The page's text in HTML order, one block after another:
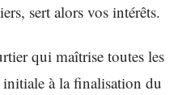
sert alors vos intérêts.
qui maîtrise toutes les
à la finalisation du